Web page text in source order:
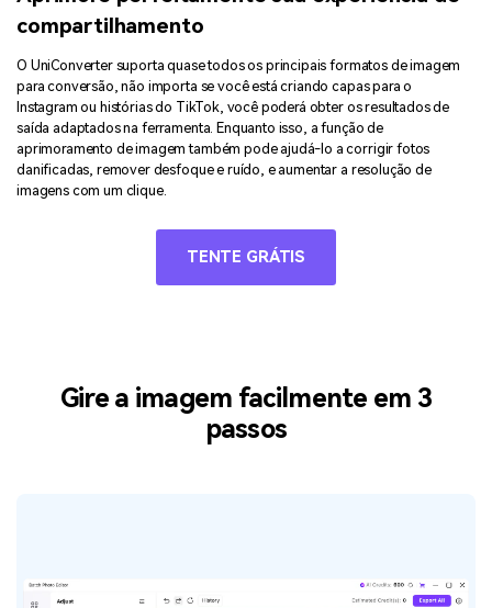
compartilhamento
O UniConverter suporta quase todos os principais formatos de imagem
para conversão, não importa se você está criando capas para o
Instagram ou histórias do TikTok, você poderá obter os resultados de
saída adaptados na ferramenta. Enquanto isso, a função de
aprimoramento de imagem também pode ajudá-lo a corrigir fotos
danificadas, remover desfoque e ruído, e aumentar a resolução de
imagens com um clique.
TENTE GRÁTIS
Gire a imagem facilmente em 3
passos